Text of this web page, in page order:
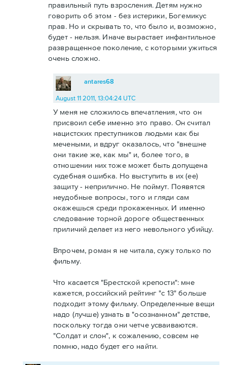
правильный путь взросления. Детям нужно
говорить об этом - без истерики, Богемикус
прав. Но и скрывать то, что было и, возможно,
будет - нельзя. Иначе вырастает инфантильное
развращенное поколение, с которыми ужиться
очень сложно.
antares68
August 11 2011, 13:04:24 UTC
У меня не сложилось впечатления, что он
присвоил себе именно это право. Он считал
нацистских преступников людьми как бы
мечеными, и вдруг оказалось, что "внешне
они такие же, как мы" и, более того, в
отношении них тоже может быть допущена
судебная ошибка. Но выступить в их (ее)
защиту - неприлично. Не поймут. Появятся
неудобные вопросы, того и гляди сам
окажешься среди прокаженных. И именно
следование торной дороге общественных
приличий делает из него невольного убийцу.
Впрочем, роман я не читала, сужу только по
фильму.
Что касается "Брестской крепости": мне
кажется, российский рейтинг "с 13" больше
подходит этому фильму. Определенные вещи
надо (лучше) узнать в "осознанном" детстве,
поскольку тогда они четче усваиваются.
"Солдат и слон", к сожалению, совсем не
помню, надо будет его найти.